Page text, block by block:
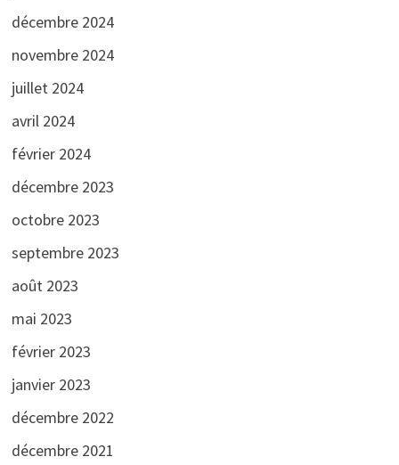
décembre 2024
novembre 2024
juillet 2024
avril 2024
février 2024
décembre 2023
octobre 2023
septembre 2023
août 2023
mai 2023
février 2023
janvier 2023
décembre 2022
décembre 2021